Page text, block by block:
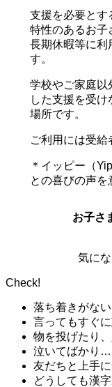
支援を必要とす
特性のあるお子
長期休暇等に利
す。
学校やご家庭以
した支援を受
場所です。
ご利用には受給
＊イッピー（
との喜びの声を
お子さ
気に
Check!
落ち着きがない
言ってもすぐ
物を投げたり
泣いてばかり
友だちと上手
どうしても漢